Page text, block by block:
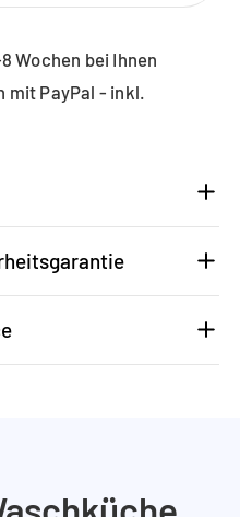
Wochen bei Ihnen
mit PayPal - inkl.